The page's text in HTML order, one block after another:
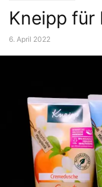
Kneipp für
6. April 2022